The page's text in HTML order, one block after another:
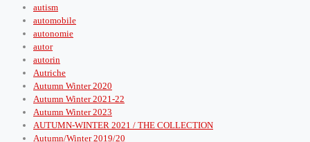
autism
automobile
autonomie
autor
autorin
Autriche
Autumn Winter 2020
Autumn Winter 2021-22
Autumn Winter 2023
AUTUMN-WINTER 2021 / THE COLLECTION
Autumn/Winter 2019/20